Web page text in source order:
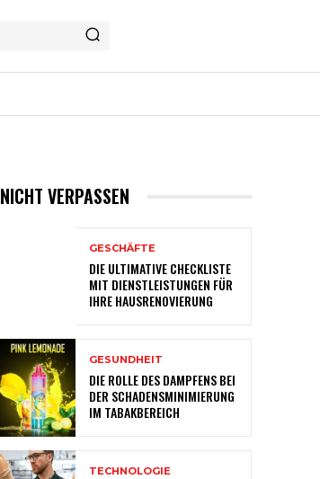
NICHT VERPASSEN
GESCHÄFTE
DIE ULTIMATIVE CHECKLISTE
MIT DIENSTLEISTUNGEN FÜR
IHRE HAUSRENOVIERUNG
GESUNDHEIT
DIE ROLLE DES DAMPFENS BEI
DER SCHADENSMINIMIERUNG
IM TABAKBEREICH
TECHNOLOGIE